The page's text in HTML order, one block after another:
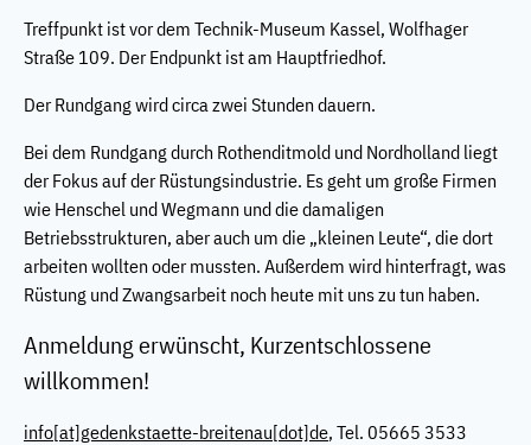
Treffpunkt ist vor dem Technik-Museum Kassel, Wolfhager
Straße 109. Der Endpunkt ist am Hauptfriedhof.
Der Rundgang wird circa zwei Stunden dauern.
Bei dem Rundgang durch Rothenditmold und Nordholland liegt
der Fokus auf der Rüstungsindustrie. Es geht um große Firmen
wie Henschel und Wegmann und die damaligen
Betriebsstrukturen, aber auch um die „kleinen Leute“, die dort
arbeiten wollten oder mussten. Außerdem wird hinterfragt, was
Rüstung und Zwangsarbeit noch heute mit uns zu tun haben.
Anmeldung erwünscht, Kurzentschlossene
willkommen!
info[at]gedenkstaette-breitenau[dot]de, Tel. 05665 3533